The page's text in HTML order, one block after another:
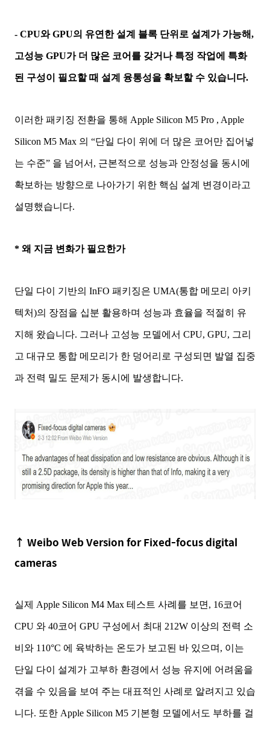
- CPU와 GPU의 유연한 설계 블록 단위로 설계가 가능해,
고성능 GPU가 더 많은 코어를 갖거나 특정 작업에 특화
된 구성이 필요할 때 설계 융통성을 확보할 수 있습니다.
이러한 패키징 전환을 통해 Apple Silicon M5 Pro , Apple
Silicon M5 Max 의 “단일 다이 위에 더 많은 코어만 집어넣
는 수준” 을 넘어서, 근본적으로 성능과 안정성을 동시에
확보하는 방향으로 나아가기 위한 핵심 설계 변경이라고
설명했습니다.
* 왜 지금 변화가 필요한가
단일 다이 기반의 InFO 패키징은 UMA(통합 메모리 아키
텍처)의 장점을 십분 활용하며 성능과 효율을 적절히 유
지해 왔습니다. 그러나 고성능 모델에서 CPU, GPU, 그리
고 대규모 통합 메모리가 한 덩어리로 구성되면 발열 집중
과 전력 밀도 문제가 동시에 발생합니다.
↑ Weibo Web Version for Fixed-focus digital
cameras
실제 Apple Silicon M4 Max 테스트 사례를 보면, 16코어
CPU 와 40코어 GPU 구성에서 최대 212W 이상의 전력 소
비와 110°C 에 육박하는 온도가 보고된 바 있으며, 이는
단일 다이 설계가 고부하 환경에서 성능 유지에 어려움을
겪을 수 있음을 보여 주는 대표적인 사례로 알려지고 있습
니다. 또한 Apple Silicon M5 기본형 모델에서도 부하를 걸